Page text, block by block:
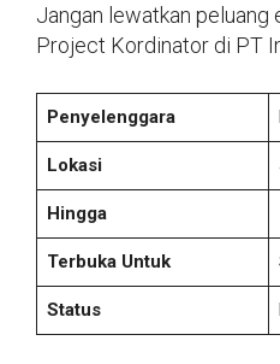
Jangan lewatkan peluang
Project Kordinator di PT
Penyelenggara
Lokasi
Hingga
Terbuka Untuk
Status